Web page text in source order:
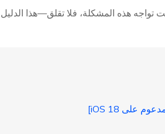
تواجه هذه المشكلة، فلا تقلق—هذا